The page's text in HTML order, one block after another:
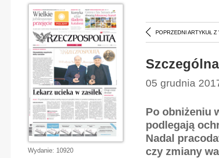
POPRZEDNI ARTYKUŁ Z
05 grudnia
Po obniżeniu
podlegają
Nadal
czy zmiany
Wydanie: 10920